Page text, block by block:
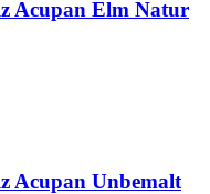
Acupan Elm Natur
Acupan Unbemalt